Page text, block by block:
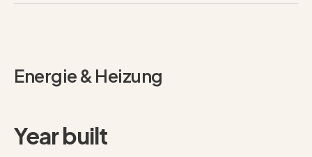
Energie & Heizung
Year built